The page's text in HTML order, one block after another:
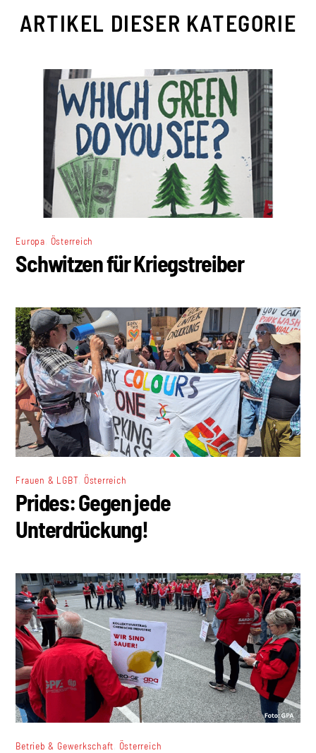
ARTIKEL DIESER KATEGORIE
Europa Österreich
Schwitzen für Kriegstreiber
Frauen & LGBT Österreich
Prides: Gegen jede
Unterdrückung!
Betrieb & Gewerkschaft Österreich